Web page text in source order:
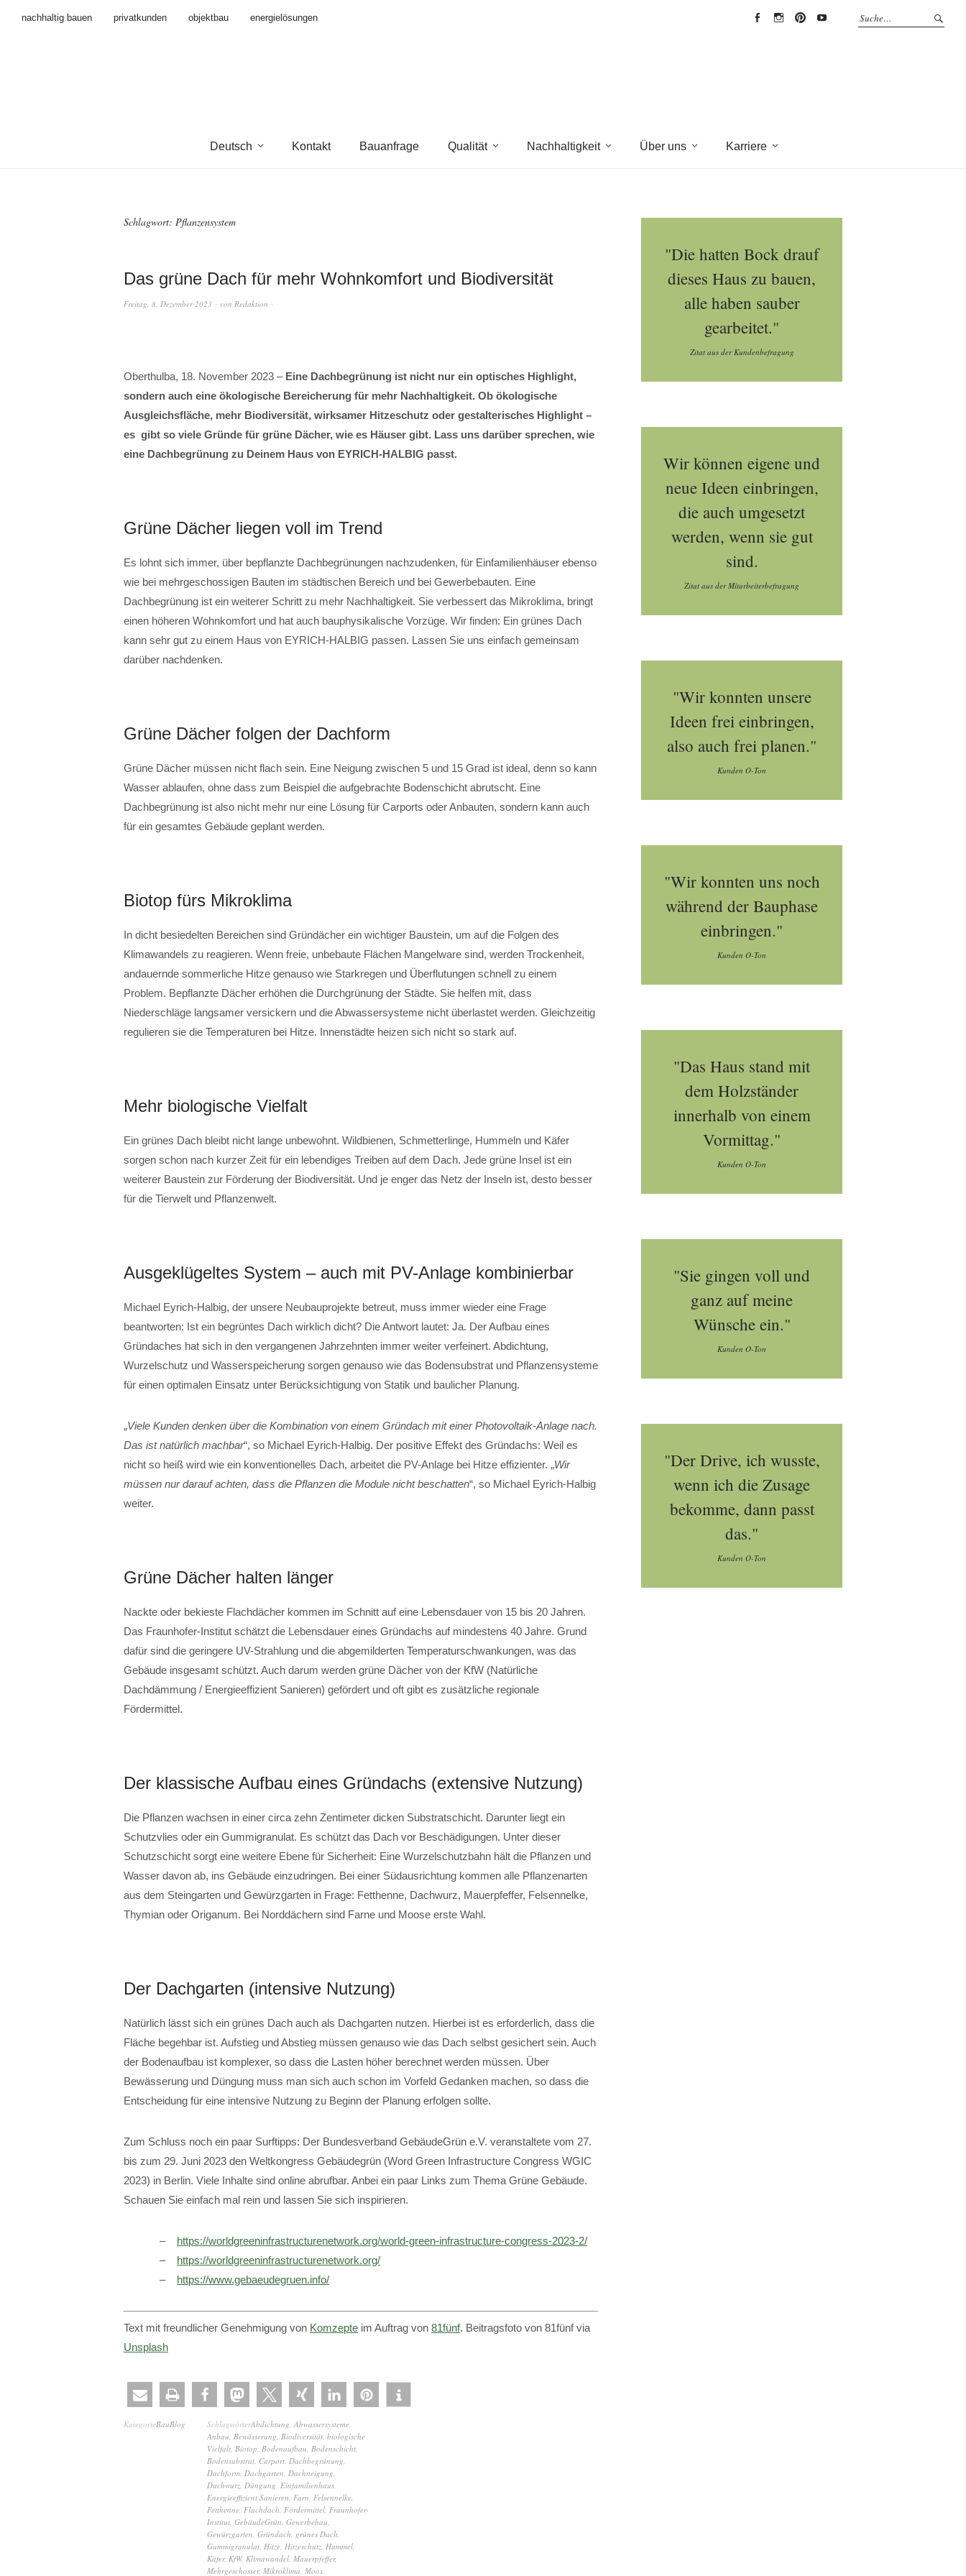
nachhaltig bauen privatkunden objektbau
energielösungen
Deutsch Kontakt Bauanfrage Qualität Nachhaltigkeit Über uns Karriere
Schlagwort: Pflanzensystem
Das grüne Dach für mehr Wohnkomfort und Biodiversität
Freitag, 8. Dezember 2023 von Redaktion
Oberthulba, 18. November 2023 – Eine Dachbegrünung ist nicht nur ein optisches Highlight,
sondern auch eine ökologische Bereicherung für mehr Nachhaltigkeit. Ob ökologische
Ausgleichsfläche, mehr Biodiversität, wirksamer Hitzeschutz oder gestalterisches Highlight –
es gibt so viele Gründe für grüne Dächer, wie es Häuser gibt. Lass uns darüber sprechen, wie
eine Dachbegrünung zu Deinem Haus von EYRICH-HALBIG passt.
Grüne Dächer liegen voll im Trend
Es lohnt sich immer, über bepflanzte Dachbegrünungen nachzudenken, für Einfamilienhäuser ebenso
wie bei mehrgeschossigen Bauten im städtischen Bereich und bei Gewerbebauten. Eine
Dachbegrünung ist ein weiterer Schritt zu mehr Nachhaltigkeit. Sie verbessert das Mikroklima, bringt
einen höheren Wohnkomfort und hat auch bauphysikalische Vorzüge. Wir finden: Ein grünes Dach
kann sehr gut zu einem Haus von EYRICH-HALBIG passen. Lassen Sie uns einfach gemeinsam
darüber nachdenken.
Grüne Dächer folgen der Dachform
Grüne Dächer müssen nicht flach sein. Eine Neigung zwischen 5 und 15 Grad ist ideal, denn so kann
Wasser ablaufen, ohne dass zum Beispiel die aufgebrachte Bodenschicht abrutscht. Eine
Dachbegrünung ist also nicht mehr nur eine Lösung für Carports oder Anbauten, sondern kann auch
für ein gesamtes Gebäude geplant werden.
Biotop fürs Mikroklima
In dicht besiedelten Bereichen sind Gründächer ein wichtiger Baustein, um auf die Folgen des
Klimawandels zu reagieren. Wenn freie, unbebaute Flächen Mangelware sind, werden Trockenheit,
andauernde sommerliche Hitze genauso wie Starkregen und Überflutungen schnell zu einem
Problem. Bepflanzte Dächer erhöhen die Durchgrünung der Städte. Sie helfen mit, dass
Niederschläge langsamer versickern und die Abwassersysteme nicht überlastet werden. Gleichzeitig
regulieren sie die Temperaturen bei Hitze. Innenstädte heizen sich nicht so stark auf.
Mehr biologische Vielfalt
Ein grünes Dach bleibt nicht lange unbewohnt. Wildbienen, Schmetterlinge, Hummeln und Käfer
sorgen schon nach kurzer Zeit für ein lebendiges Treiben auf dem Dach. Jede grüne Insel ist ein
weiterer Baustein zur Förderung der Biodiversität. Und je enger das Netz der Inseln ist, desto besser
für die Tierwelt und Pflanzenwelt.
Ausgeklügeltes System – auch mit PV-Anlage kombinierbar
Michael Eyrich-Halbig, der unsere Neubauprojekte betreut, muss immer wieder eine Frage
beantworten: Ist ein begrüntes Dach wirklich dicht? Die Antwort lautet: Ja. Der Aufbau eines
Gründaches hat sich in den vergangenen Jahrzehnten immer weiter verfeinert. Abdichtung,
Wurzelschutz und Wasserspeicherung sorgen genauso wie das Bodensubstrat und Pflanzensysteme
für einen optimalen Einsatz unter Berücksichtigung von Statik und baulicher Planung.
„Viele Kunden denken über die Kombination von einem Gründach mit einer Photovoltaik-Anlage nach.
Das ist natürlich machbar“, so Michael Eyrich-Halbig. Der positive Effekt des Gründachs: Weil es
nicht so heiß wird wie ein konventionelles Dach, arbeitet die PV-Anlage bei Hitze effizienter. „Wir
müssen nur darauf achten, dass die Pflanzen die Module nicht beschatten“, so Michael Eyrich-Halbig
weiter.
Grüne Dächer halten länger
Nackte oder bekieste Flachdächer kommen im Schnitt auf eine Lebensdauer von 15 bis 20 Jahren.
Das Fraunhofer-Institut schätzt die Lebensdauer eines Gründachs auf mindestens 40 Jahre. Grund
dafür sind die geringere UV-Strahlung und die abgemilderten Temperaturschwankungen, was das
Gebäude insgesamt schützt. Auch darum werden grüne Dächer von der KfW (Natürliche
Dachdämmung / Energieeffizient Sanieren) gefördert und oft gibt es zusätzliche regionale
Fördermittel.
Der klassische Aufbau eines Gründachs (extensive Nutzung)
Die Pflanzen wachsen in einer circa zehn Zentimeter dicken Substratschicht. Darunter liegt ein
Schutzvlies oder ein Gummigranulat. Es schützt das Dach vor Beschädigungen. Unter dieser
Schutzschicht sorgt eine weitere Ebene für Sicherheit: Eine Wurzelschutzbahn hält die Pflanzen und
Wasser davon ab, ins Gebäude einzudringen. Bei einer Südausrichtung kommen alle Pflanzenarten
aus dem Steingarten und Gewürzgarten in Frage: Fetthenne, Dachwurz, Mauerpfeffer, Felsennelke,
Thymian oder Origanum. Bei Norddächern sind Farne und Moose erste Wahl.
Der Dachgarten (intensive Nutzung)
Natürlich lässt sich ein grünes Dach auch als Dachgarten nutzen. Hierbei ist es erforderlich, dass die
Fläche begehbar ist. Aufstieg und Abstieg müssen genauso wie das Dach selbst gesichert sein. Auch
der Bodenaufbau ist komplexer, so dass die Lasten höher berechnet werden müssen. Über
Bewässerung und Düngung muss man sich auch schon im Vorfeld Gedanken machen, so dass die
Entscheidung für eine intensive Nutzung zu Beginn der Planung erfolgen sollte.
Zum Schluss noch ein paar Surftipps: Der Bundesverband GebäudeGrün e.V. veranstaltete vom 27.
bis zum 29. Juni 2023 den Weltkongress Gebäudegrün (Word Green Infrastructure Congress WGIC
2023) in Berlin. Viele Inhalte sind online abrufbar. Anbei ein paar Links zum Thema Grüne Gebäude.
Schauen Sie einfach mal rein und lassen Sie sich inspirieren.
https://worldgreeninfrastructurenetwork.org/world-green-infrastructure-congress-2023-2/
https://worldgreeninfrastructurenetwork.org/
https://www.gebaeudegruen.info/
Text mit freundlicher Genehmigung von Komzepte im Auftrag von 81fünf. Beitragsfoto von 81fünf via
Unsplash
KategorieBauBlog SchlagwörterAbdichtung Abwassersysteme
Anbau Bewässerung Biodiversität biologische
Vielfalt Biotop Bodenaufbau Bodenschicht
Bodensubstrat Carport Dachbegrünung
Dachform Dachgarten Dachneigung
Dachwurz Düngung Einfamilienhaus
Energieeffizient Sanieren Farn Felsennelke
Fetthenne Flachdach Fördermittel Fraunhofer-
Institut GebäudeGrün Gewerbebau
Gewürzgarten Gründach grünes Dach
Gummigranulat Hitze Hitzeschutz Hummel
Käfer, KfW, Klimawandel Mauerpfeffer,
Mehrgeschosser, Mikroklima Moos
"Die hatten Bock drauf
dieses Haus zu bauen,
alle haben sauber
gearbeitet."
Zitat aus der Kundenbefragung
Wir können eigene und
neue Ideen einbringen,
die auch umgesetzt
werden, wenn sie gut
sind.
Zitat aus der Mitarbeiterbefragung
"Wir konnten unsere
Ideen frei einbringen,
also auch frei planen."
Kunden O-Ton
"Wir konnten uns noch
während der Bauphase
einbringen."
Kunden O-Ton
"Das Haus stand mit
dem Holzständer
innerhalb von einem
Vormittag."
Kunden O-Ton
"Sie gingen voll und
ganz auf meine
Wünsche ein."
Kunden O-Ton
"Der Drive, ich wusste,
wenn ich die Zusage
bekomme, dann passt
das."
Kunden O-Ton